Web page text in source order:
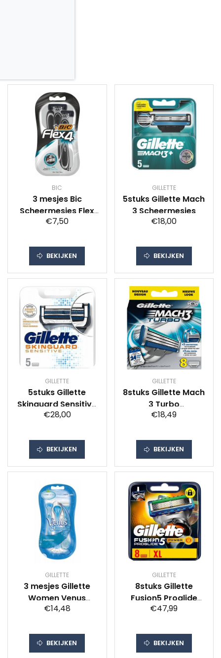
BIC
3 mesjes Bic
Scheermesjes Flex
Comfort
€7,50
BEKIJKEN
GILLETTE
5stuks Gillette Mach
3 Scheermesjes
€18,00
BEKIJKEN
GILLETTE
5stuks Gillette
Skinguard Sensitive
Scheermesjes
€28,00
BEKIJKEN
GILLETTE
8stuks Gillette Mach
3 Turbo
Scheermesjes
€18,49
BEKIJKEN
GILLETTE
3 mesjes Gillette
Women Venus
Oceana
€14,48
BEKIJKEN
GILLETTE
8stuks Gillette
Fusion5 Proglide
Power
€47,99
BEKIJKEN